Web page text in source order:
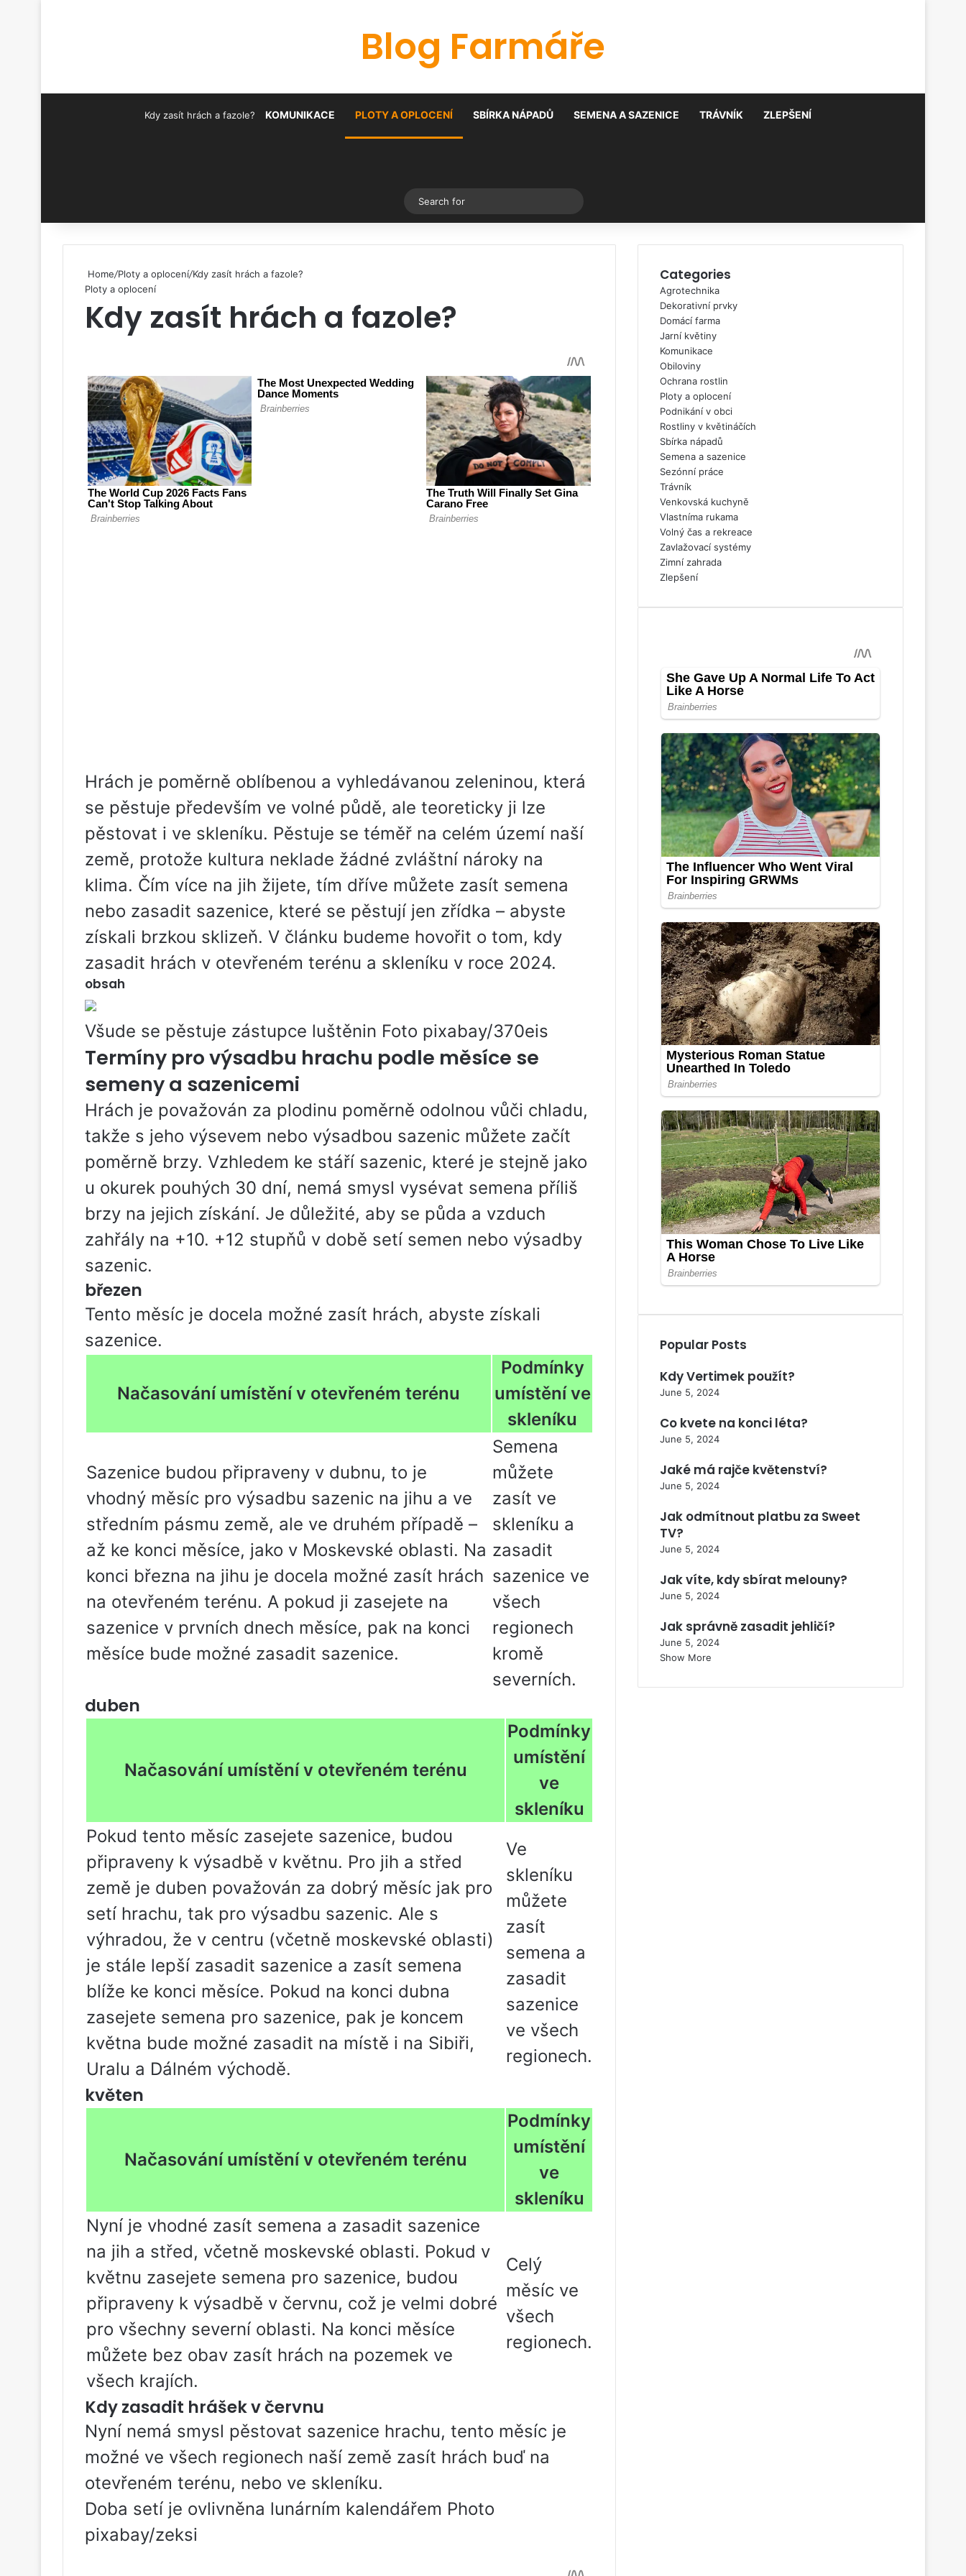
Blog Farmáře
Kdy zasít hrách a fazole? KOMUNIKACE PLOTY A OPLOCENÍ SBÍRKA NÁPADŮ SEMENA A SAZENICE TRÁVNÍK ZLEPŠENÍ
Switch skin
for
Home/Ploty a oplocení/Kdy zasít hrách a fazole?
Ploty a oplocení
Kdy zasít hrách a fazole?
Hrách je poměrně oblíbenou a vyhledávanou zeleninou, která
se pěstuje především ve volné půdě, ale teoreticky ji lze
pěstovat i ve skleníku. Pěstuje se téměř na celém území naší
země, protože kultura neklade žádné zvláštní nároky na
klima. Čím více na jih žijete, tím dříve můžete zasít semena
nebo zasadit sazenice, které se pěstují jen zřídka – abyste
získali brzkou sklizeň. V článku budeme hovořit o tom, kdy
zasadit hrách v otevřeném terénu a skleníku v roce 2024.
obsah
Všude se pěstuje zástupce luštěnin Foto pixabay/370eis
Termíny pro výsadbu hrachu podle měsíce se
semeny a sazenicemi
Hrách je považován za plodinu poměrně odolnou vůči chladu,
takže s jeho výsevem nebo výsadbou sazenic můžete začít
poměrně brzy. Vzhledem ke stáří sazenic, které je stejně jako
u okurek pouhých 30 dní, nemá smysl vysévat semena příliš
brzy na jejich získání. Je důležité, aby se půda a vzduch
zahřály na +10. +12 stupňů v době setí semen nebo výsadby
sazenic.
březen
Tento měsíc je docela možné zasít hrách, abyste získali
sazenice.
Načasování umístění v otevřeném terénu
Podmínky
umístění ve
skleníku
Sazenice budou připraveny v dubnu, to je
vhodný měsíc pro výsadbu sazenic na jihu a ve
středním pásmu země, ale ve druhém případě –
až ke konci měsíce, jako v Moskevské oblasti. Na
konci března na jihu je docela možné zasít hrách
na otevřeném terénu. A pokud ji zasejete na
sazenice v prvních dnech měsíce, pak na konci
měsíce bude možné zasadit sazenice.
Semena
můžete
zasít ve
skleníku a
zasadit
sazenice ve
všech
regionech
kromě
severních.
duben
Načasování umístění v otevřeném terénu
Podmínky
umístění
ve
skleníku
Pokud tento měsíc zasejete sazenice, budou
připraveny k výsadbě v květnu. Pro jih a střed
země je duben považován za dobrý měsíc jak pro
setí hrachu, tak pro výsadbu sazenic. Ale s
výhradou, že v centru (včetně moskevské oblasti)
je stále lepší zasadit sazenice a zasít semena
blíže ke konci měsíce. Pokud na konci dubna
zasejete semena pro sazenice, pak je koncem
května bude možné zasadit na místě i na Sibiři,
Uralu a Dálném východě.
Ve
skleníku
můžete
zasít
semena a
zasadit
sazenice
ve všech
regionech.
květen
Načasování umístění v otevřeném terénu
Podmínky
umístění
ve
skleníku
Nyní je vhodné zasít semena a zasadit sazenice
na jih a střed, včetně moskevské oblasti. Pokud v
květnu zasejete semena pro sazenice, budou
připraveny k výsadbě v červnu, což je velmi dobré
pro všechny severní oblasti. Na konci měsíce
můžete bez obav zasít hrách na pozemek ve
všech krajích.
Celý
měsíc ve
všech
regionech.
Kdy zasadit hrášek v červnu
Nyní nemá smysl pěstovat sazenice hrachu, tento měsíc je
možné ve všech regionech naší země zasít hrách buď na
otevřeném terénu, nebo ve skleníku.
Doba setí je ovlivněna lunárním kalendářem Photo
pixabay/zeksi
Categories
Agrotechnika
Dekorativní prvky
Domácí farma
Jarní květiny
Komunikace
Obiloviny
Ochrana rostlin
Ploty a oplocení
Podnikání v obci
Rostliny v květináčích
Sbírka nápadů
Semena a sazenice
Sezónní práce
Trávník
Venkovská kuchyně
Vlastníma rukama
Volný čas a rekreace
Zavlažovací systémy
Zimní zahrada
Zlepšení
Popular Posts
Kdy Vertimek použít?
June 5, 2024
Co kvete na konci léta?
June 5, 2024
Jaké má rajče květenství?
June 5, 2024
Jak odmítnout platbu za Sweet
TV?
June 5, 2024
Jak víte, kdy sbírat melouny?
June 5, 2024
Jak správně zasadit jehličí?
June 5, 2024
Show More